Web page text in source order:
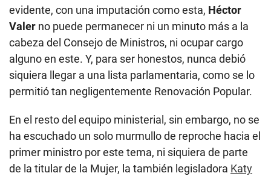
evidente, con una imputación como esta, Héctor
Valer no puede permanecer ni un minuto más a la
cabeza del Consejo de Ministros, ni ocupar cargo
alguno en este. Y, para ser honestos, nunca debió
siquiera llegar a una lista parlamentaria, como se lo
permitió tan negligentemente Renovación Popular.
En el resto del equipo ministerial, sin embargo, no se
ha escuchado un solo murmullo de reproche hacia el
primer ministro por este tema, ni siquiera de parte
de la titular de la Mujer, la también legisladora Katy